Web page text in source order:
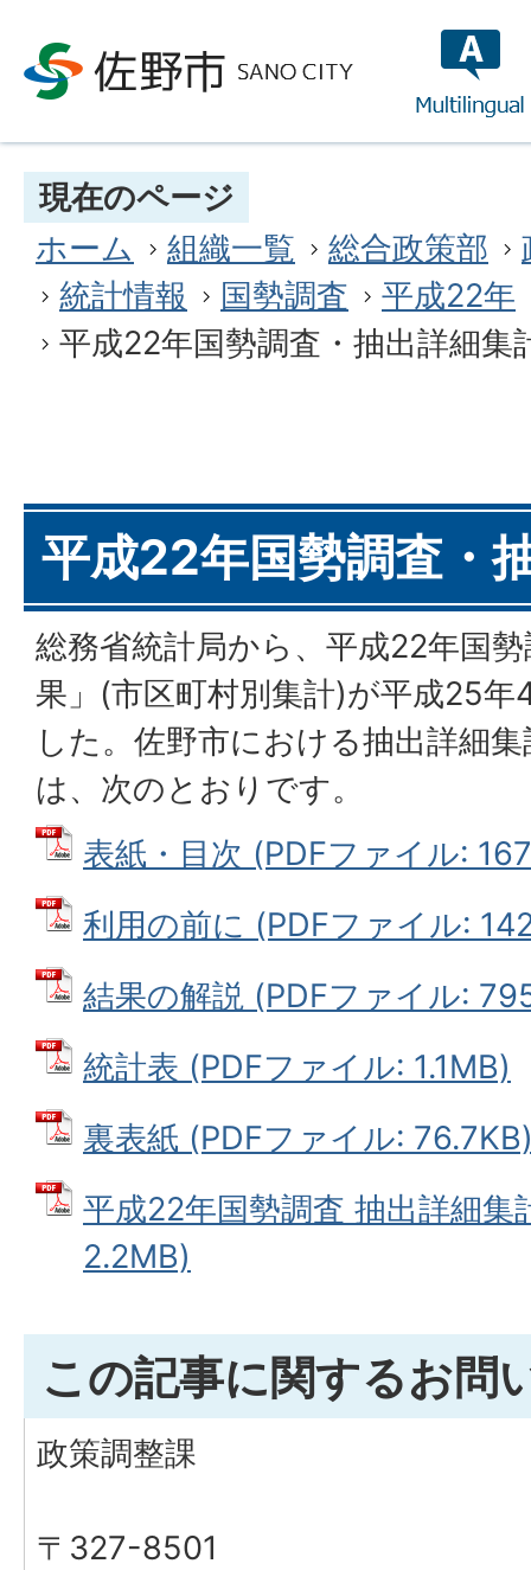
現在のページ
ホーム
組織一覧 総合政策部
統計情報
国勢調査
平成22年
平成22年国勢調査・抽出詳細集
平成22年国勢調査・
総務省統計局から、平成22年国
果」(市区町村別集計)が平成25
した。佐野市における抽出詳細
は、次のとおりです。
表紙・目次 (PDFファイル:
利用の前に (PDFファイル:
結果の解説 (PDFファイル:
統計表 (PDFファイル: 1.1MB)
裏表紙 (PDFファイル:
平成22年国勢調査 抽出詳細集
2.2MB)
この記事に関するお問
政策調整課
〒327-8501